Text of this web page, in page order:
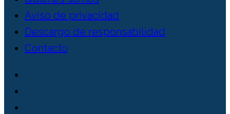
Aviso de privacidad
Descargo de responsabilidad
Contacto